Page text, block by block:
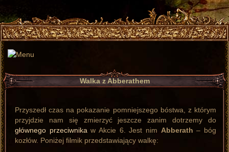
Walka z Abberathem
Przyszedł czas na pokazanie pomniejszego bóstwa, z którym
przyjdzie nam się zmierzyć jeszcze zanim dotrzemy do
głównego przeciwnikaw Akcie 6. Jest nim Abberath – bóg
kozłów. Poniżej filmik przedstawiający walkę: